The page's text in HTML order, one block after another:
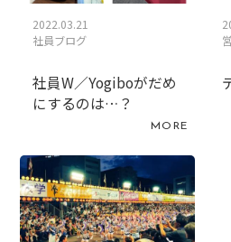
2022.03.21
社員ブログ
社員W／Yogiboがだめ
にするのは…？
MORE